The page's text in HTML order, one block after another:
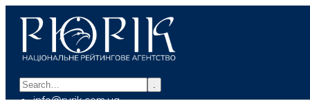
.
info@rurik.com.ua